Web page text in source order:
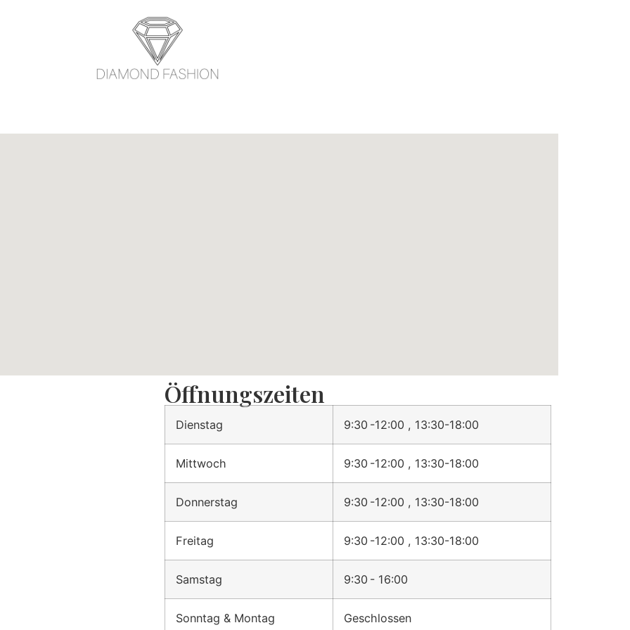
Öffnungszeiten
Dienstag 9:30 -12:00 , 13:30-18:00
Mittwoch 9:30 -12:00 , 13:30-18:00
Donnerstag 9:30 -12:00 , 13:30-18:00
Freitag 9:30 -12:00 , 13:30-18:00
Samstag 9:30 - 16:00
Sonntag & Montag Geschlossen